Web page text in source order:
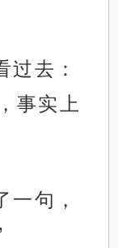
过去：
事实上
一句，